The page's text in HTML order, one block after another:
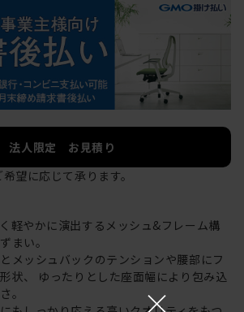
法人限定 お見積り
希望に応じて承ります。
軽やかに演出するメッシュ&フレーム構
まい。
メッシュバックのテンションや腰部にフ
状、 ゆったりとした座面幅により包み込
。
×